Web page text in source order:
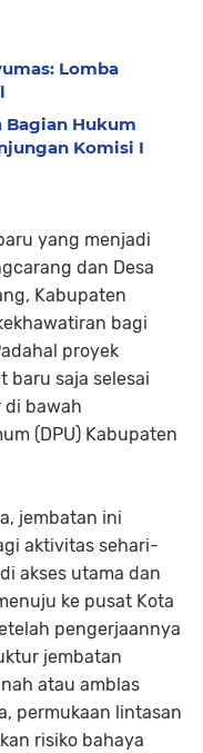
Lomba
Bagian Hukum
Komisi I
yang menjadi
dan Desa
Kabupaten
bagi
proyek
baru saja selesai
di bawah
(DPU) Kabupaten
jembatan ini
aktivitas sehari-
akses utama dan
ke pusat Kota
pengerjaannya
jembatan
atau amblas
permukaan lintasan
risiko bahaya